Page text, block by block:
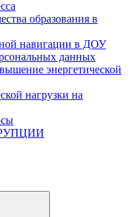
образования в
навигации в ДОУ
данных
энергетической
нагрузки на